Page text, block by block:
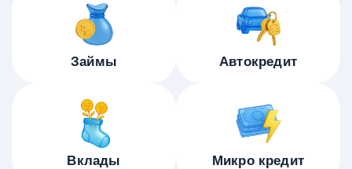
Займы Автокредит
Вклады Микро кредит